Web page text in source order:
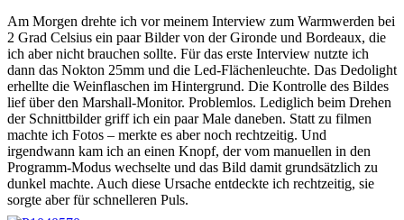
Am Morgen drehte ich vor meinem Interview zum Warmwerden bei
2 Grad Celsius ein paar Bilder von der Gironde und Bordeaux, die
ich aber nicht brauchen sollte. Für das erste Interview nutzte ich
dann das Nokton 25mm und die Led-Flächenleuchte. Das Dedolight
erhellte die Weinflaschen im Hintergrund. Die Kontrolle des Bildes
lief über den Marshall-Monitor. Problemlos. Lediglich beim Drehen
der Schnittbilder griff ich ein paar Male daneben. Statt zu filmen
machte ich Fotos – merkte es aber noch rechtzeitig. Und
irgendwann kam ich an einen Knopf, der vom manuellen in den
Programm-Modus wechselte und das Bild damit grundsätzlich zu
dunkel machte. Auch diese Ursache entdeckte ich rechtzeitig, sie
sorgte aber für schnelleren Puls.